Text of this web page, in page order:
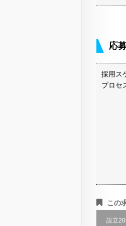
応
採用ス
プロセ
この
設立